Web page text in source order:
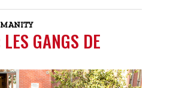
GANGS DE